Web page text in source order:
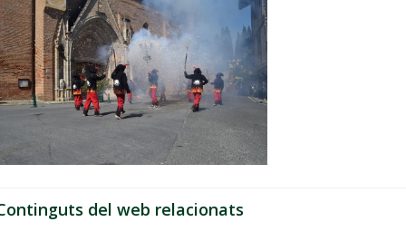
del web relacionats